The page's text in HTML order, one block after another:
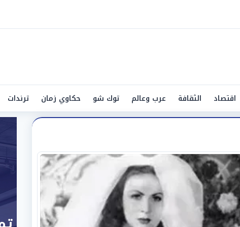
اقتصاد الثقافة عرب وعالم توك شو حكاوي زمان ترندات